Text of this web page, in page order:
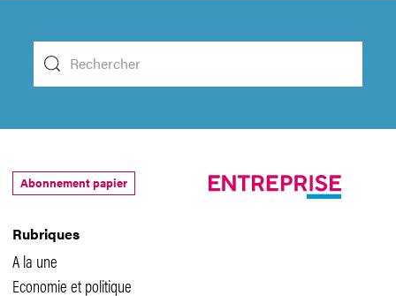
Rubriques
A la une
Economie et politique
Abonnement papier